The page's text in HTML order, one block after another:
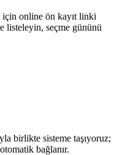
online ön kayıt linki
listeleyin, seçme gününü
birlikte sisteme taşıyoruz;
bağlanır.